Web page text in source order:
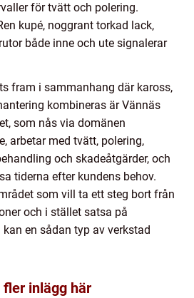
för tvätt och polering.
kupé, noggrant torkad lack,
både inne och ute signalerar
fram i sammanhang där kaross,
kombineras är Vännäs
som nås via domänen
arbetar med tvätt, polering,
och skadeåtgärder, och
tiderna efter kundens behov.
som vill ta ett steg bort från
och i stället satsa på
en sådan typ av verkstad
fler inlägg här